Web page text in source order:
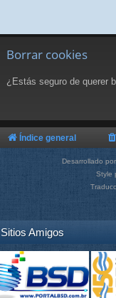
Borrar cookies
¿Estás seguro de querer
Índice general
Desarrollado por
Style
Sitios Amigos